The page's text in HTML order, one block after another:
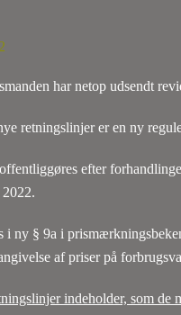
har netop udsendt
retningslinjer er en ny
efter
ny § 9a i
af priser på
indeholder, som de